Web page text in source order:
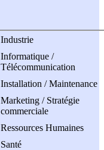
Industrie
Informatique /
Télécommunication
Installation / Maintenance
Marketing / Stratégie
commerciale
Ressources Humaines
Santé